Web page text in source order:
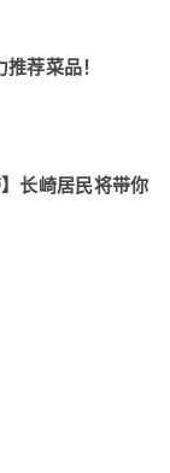
荐菜品！
长崎居民将带你